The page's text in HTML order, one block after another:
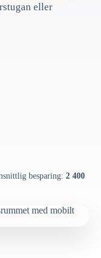
eller
besparing: 2 400